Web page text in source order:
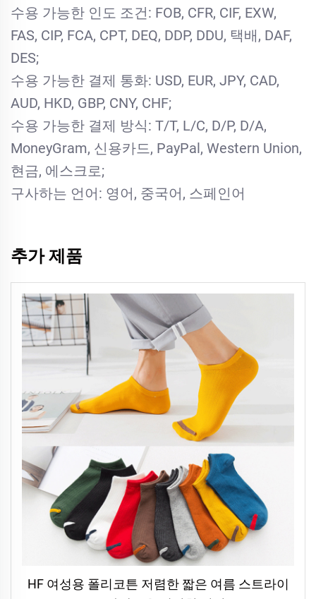
수용 가능한 인도 조건: FOB, CFR, CIF, EXW,
FAS, CIP, FCA, CPT, DEQ, DDP, DDU, 택배, DAF,
DES;
수용 가능한 결제 통화: USD, EUR, JPY, CAD,
AUD, HKD, GBP, CNY, CHF;
수용 가능한 결제 방식: T/T, L/C, D/P, D/A,
MoneyGram, 신용카드, PayPal, Western Union,
현금, 에스크로;
구사하는 언어: 영어, 중국어, 스페인어
추가 제품
HF 여성용 폴리코튼 저렴한 짧은 여름 스트라이